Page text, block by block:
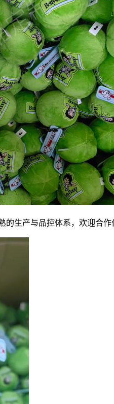
生产与品控体系，欢迎合作